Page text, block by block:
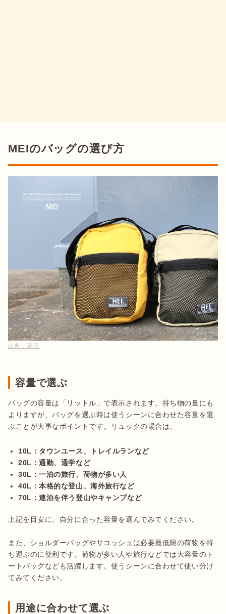
MEIのバッグの選び方
出典： 楽天
容量で選ぶ
バッグの容量は「リットル」で表示されます。持ち物の量にも
よりますが、バッグを選ぶ時は使うシーンに合わせた容量を選
ぶことが大事なポイントです。リュックの場合は、
10L：タウンユース、トレイルランなど
20L：通勤、通学など
30L：一泊の旅行、荷物が多い人
40L：本格的な登山、海外旅行など
70L：連泊を伴う登山やキャンプなど
上記を目安に、自分に合った容量を選んでみてください。
また、ショルダーバッグやサコッシュは必要最低限の荷物を持
ち運ぶのに便利です。荷物が多い人や旅行などでは大容量のト
ートバッグなども活躍します。使うシーンに合わせて使い分け
てみてください。
用途に合わせて選ぶ